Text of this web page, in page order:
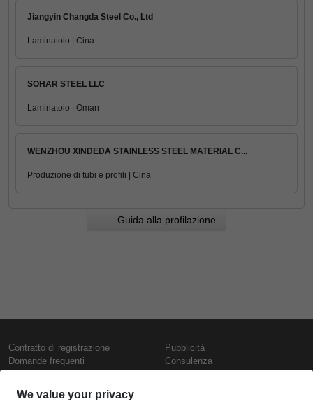
Jiangyin Changda Steel Co., Ltd
Laminatoio | Cina
SOHAR STEEL LLC
Laminatoio | Oman
WENZHOU XINDEDA STAINLESS STEEL MATERIAL C...
Produzione di tubi e profili | Cina
Guida alla profilazione
Contratto di registrazione
Domande frequenti
Presentazione
Contattaci
Pubblicità
Consulenza